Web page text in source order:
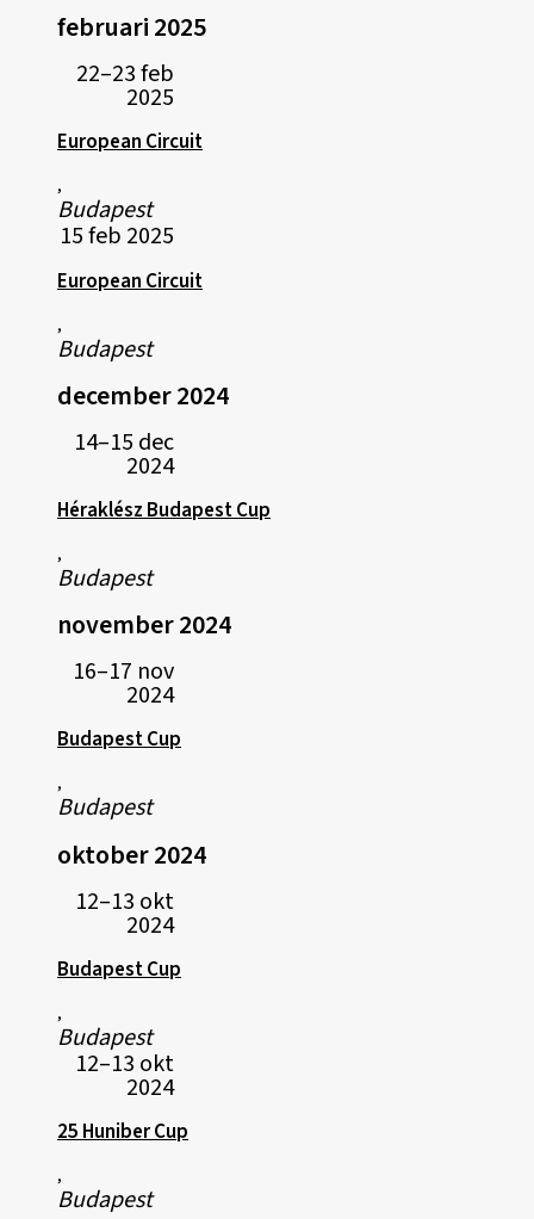
februari 2025
22–23 feb
2025
European Circuit
,
Budapest
15 feb 2025
European Circuit
,
Budapest
december 2024
14–15 dec
2024
Héraklész Budapest Cup
,
Budapest
november 2024
16–17 nov
2024
Budapest Cup
,
Budapest
oktober 2024
12–13 okt
2024
Budapest Cup
,
Budapest
12–13 okt
2024
25 Huniber Cup
,
Budapest